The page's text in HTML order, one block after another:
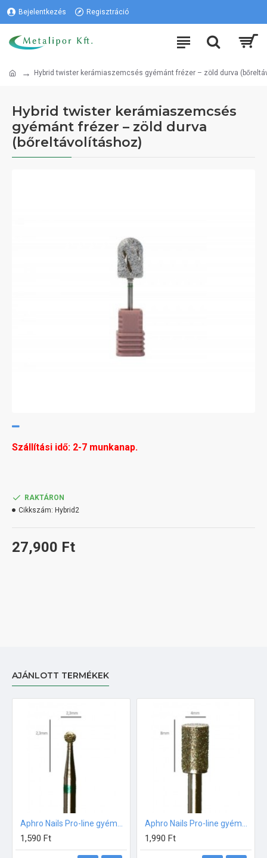
Bejelentkezés Regisztráció
Hybrid twister kerámiaszemcsés gyémánt frézer – zöld durva
Hybrid twister kerámiaszemcsés
gyémánt frézer – zöld durva
(bőreltávolításhoz)
Szállítási idő: 2-7 munkanap.
27,900 Ft
RAKTÁRON
Cikkszám: Hybrid2
AJÁNLOTT TERMÉKEK
1,590 Ft 1,990 Ft